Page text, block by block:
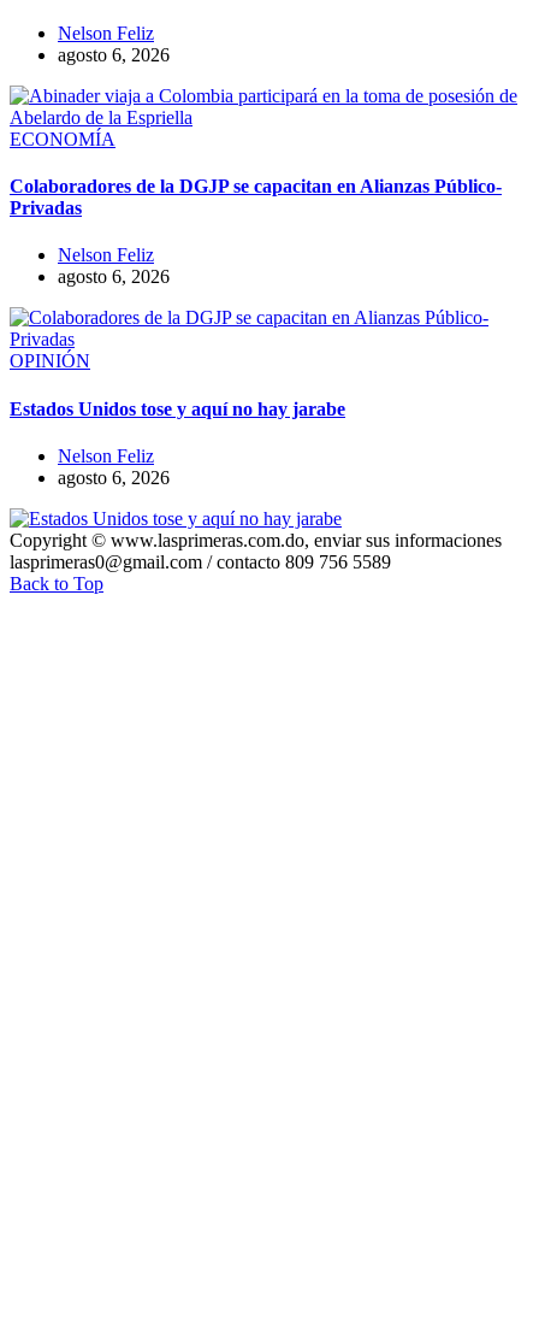
Nelson Feliz
agosto 6, 2026
ECONOMÍA
Colaboradores de la DGJP se capacitan en Alianzas Público-
Privadas
Nelson Feliz
agosto 6, 2026
OPINIÓN
Estados Unidos tose y aquí no hay jarabe
Nelson Feliz
agosto 6, 2026
Copyright © www.lasprimeras.com.do, enviar sus informaciones
lasprimeras0@gmail.com / contacto 809 756 5589
Back to Top